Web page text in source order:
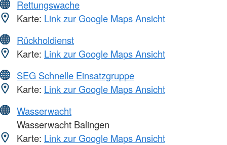
Rettungswache
Karte: Link zur Google Maps Ansicht
Rückholdienst
Karte: Link zur Google Maps Ansicht
SEG Schnelle Einsatzgruppe
Karte: Link zur Google Maps Ansicht
Wasserwacht
Wasserwacht Balingen
Karte: Link zur Google Maps Ansicht